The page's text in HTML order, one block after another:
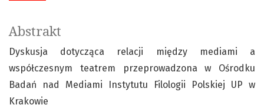
Abstrakt
Dyskusja dotycząca relacji między mediami a
współczesnym teatrem przeprowadzona w Ośrodku
Badań nad Mediami Instytutu Filologii Polskiej UP w
Krakowie